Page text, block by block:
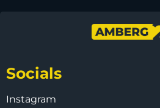
Socials
Instagram